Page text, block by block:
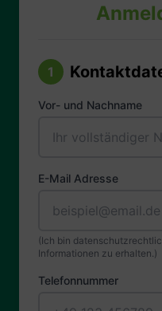
1
Vor- und Nachname
E-Mail Adresse
(Ich bin
Informationen zu erhalten.)
Telefonnummer